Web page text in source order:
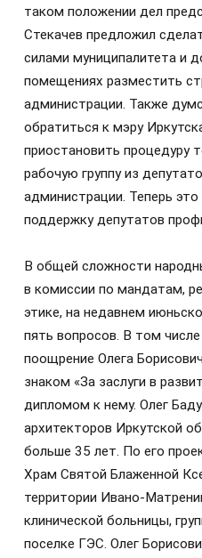
таком положении дел
Стекачев предложил
силами муниципалитета и
помещениях разместить
администрации. Также
обратиться к мэру
приостановить процедуру
рабочую группу из
администрации. Теперь
поддержку депутатов
В общей сложности
в комиссии по мандатам,
этике, на недавнем
пять вопросов. В том
поощрение Олега
знаком «За заслуги в
дипломом к нему. Олег
архитекторов Иркутской
больше 35 лет. По его
Храм Святой Блаженной
территории Ивано-
клинической больницы,
поселке ГЭС. Олег